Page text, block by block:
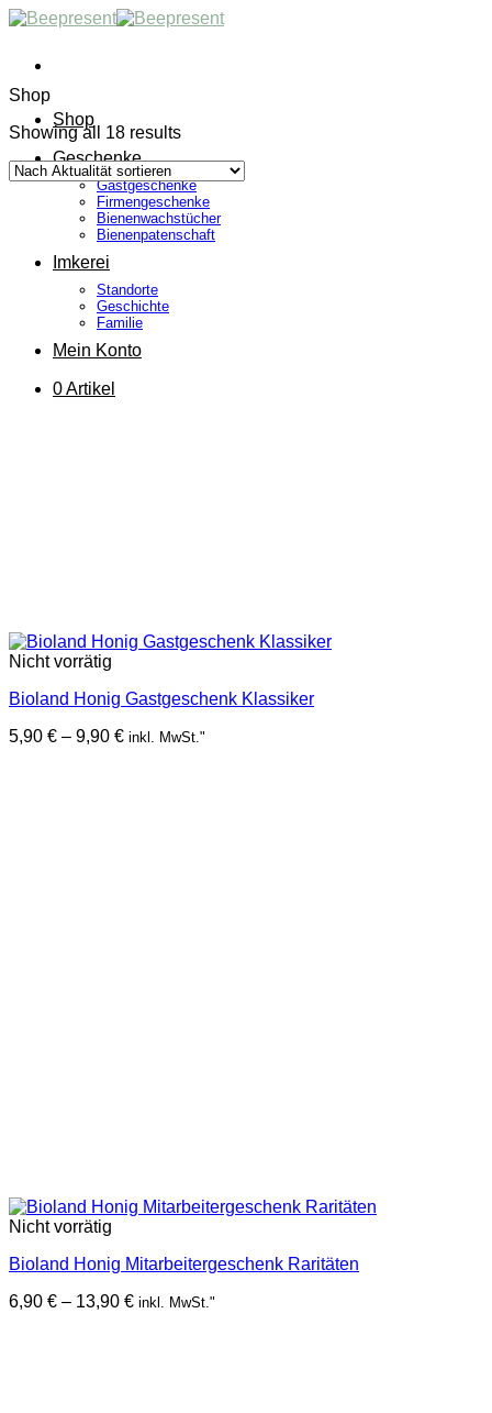
Skip
Shop
Geschenke
Gastgeschenke
Firmengeschenke
Bienenwachstücher
Bienenpatenschaft
Imkerei
Standorte
Geschichte
Familie
Mein Konto
0 Artikel
Shop
Showing all 18 results
Nicht vorrätig
Bioland Honig Gastgeschenk Klassiker
5,90 € – 9,90 €Preisspanne:
inkl. MwSt."
Nicht vorrätig
Bioland Honig Mitarbeitergeschenk Raritäten
6,90 € – 13,90 €Preisspanne:
inkl. MwSt."